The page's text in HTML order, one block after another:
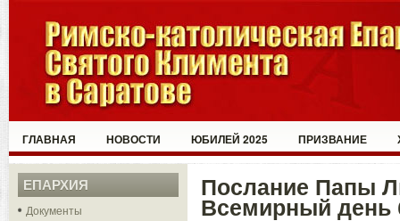
ГЛАВНАЯ НОВОСТИ ЮБИЛЕЙ 2025 ПРИЗВАНИЕ
ЕПАРХИЯ
Документы
Послание Папы
Всемирный день